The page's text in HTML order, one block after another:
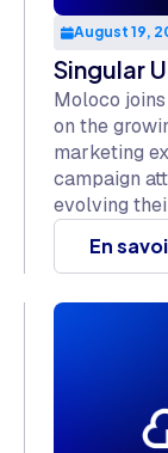
August 19,
Singular
Moloco
on the
marketing
campaign
evolving
En